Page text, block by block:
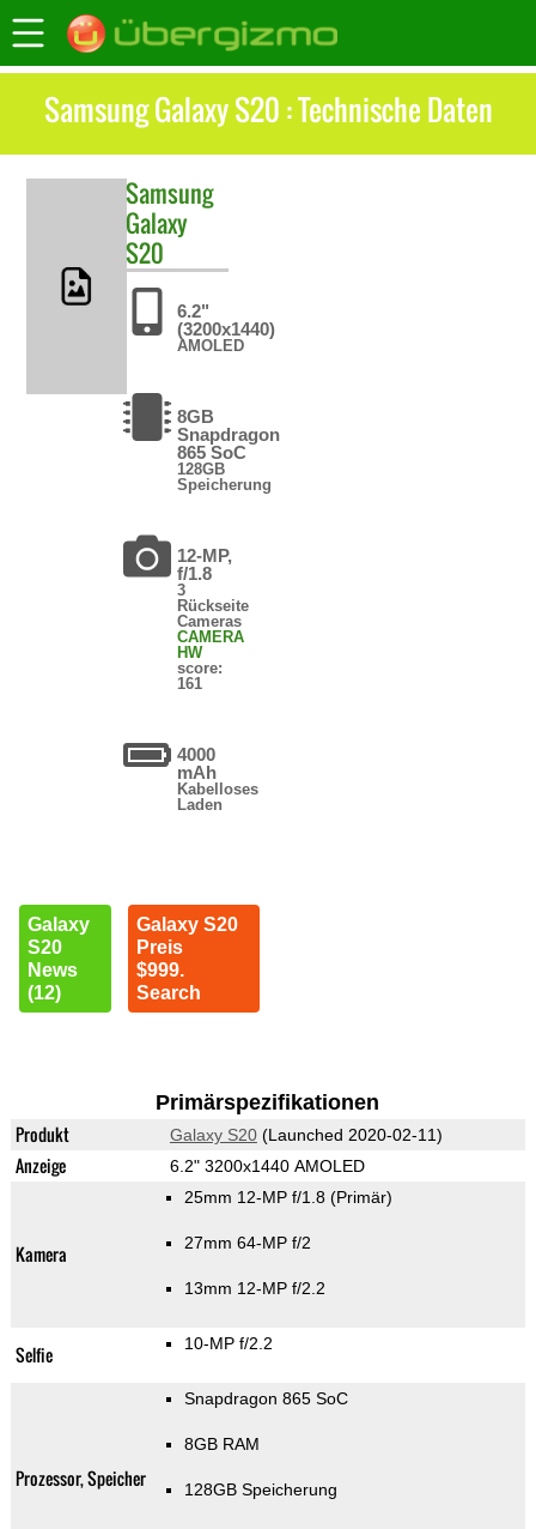
Samsung Galaxy S20 : Technische Daten
Samsung
Galaxy
S20
6.2"
(3200x1440)
AMOLED
8GB
Snapdragon
865 SoC
128GB
Speicherung
12-MP,
f/1.8
3
Rückseite
Cameras
CAMERA
HW
score:
161
4000
mAh
Kabelloses
Laden
Galaxy
S20
News
(12)
Galaxy S20
Preis
$999.
Search
Primärspezifikationen
Produkt Galaxy S20(Launched 2020-02-11)
Anzeige 6.2" 3200x1440 AMOLED
Kamera
25mm 12-MP f/1.8 (Primär)
27mm 64-MP f/2
13mm 12-MP f/2.2
Selfie 10-MP f/2.2
Prozessor, Speicher
Snapdragon 865 SoC
8GB RAM
128GB Speicherung